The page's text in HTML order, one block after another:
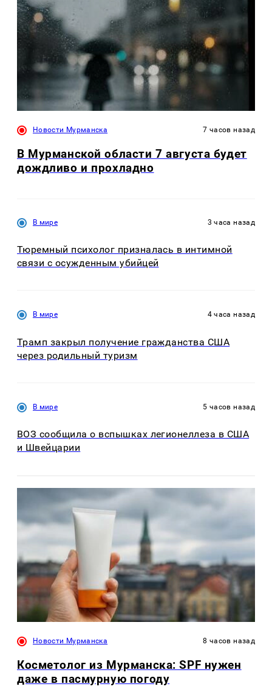
Новости Мурманска 7 часов назад
В Мурманской области 7 августа будет
дождливо и прохладно
В мире 3 часа назад
Тюремный психолог призналась в интимной
связи с осужденным убийцей
В мире 4 часа назад
Трамп закрыл получение гражданства США
через родильный туризм
В мире 5 часов назад
ВОЗ сообщила о вспышках легионеллеза в США
и Швейцарии
Новости Мурманска 8 часов назад
Косметолог из Мурманска: SPF нужен
даже в пасмурную погоду